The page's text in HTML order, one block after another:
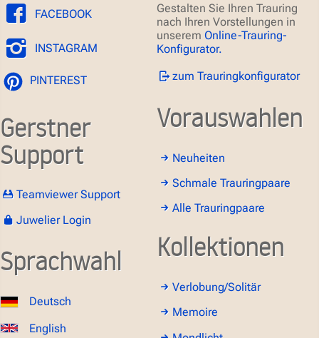
FACEBOOK
INSTAGRAM
PINTEREST
Gerstner
Support
Teamviewer Support
Juwelier Login
Sprachwahl
Deutsch
English
Gestalten Sie Ihren Trauring
nach Ihren Vorstellungen in
unserem Online-Trauring-
Konfigurator.
zum Trauringkonfigurator
Vorauswahlen
Neuheiten
Schmale Trauringpaare
Alle Trauringpaare
Kollektionen
Verlobung/Solitär
Memoire